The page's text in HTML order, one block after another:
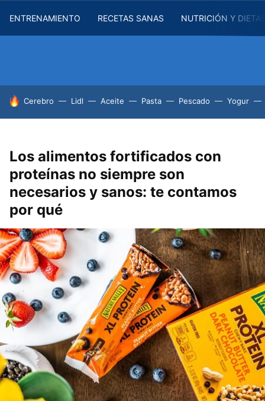
ENTRENAMIENTO RECETAS SANAS NUTRICIÓN Y
HOY SE HABLA DE
Cerebro Lidl Aceite Pasta Pescado Yogur
Los alimentos fortificados con
proteínas no siempre son
necesarios y sanos: te contamos
por qué